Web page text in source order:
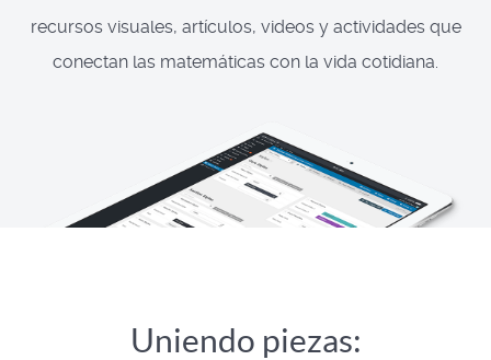
recursos visuales, artículos, videos y actividades que
conectan las matemáticas con la vida cotidiana.
Uniendo piezas: